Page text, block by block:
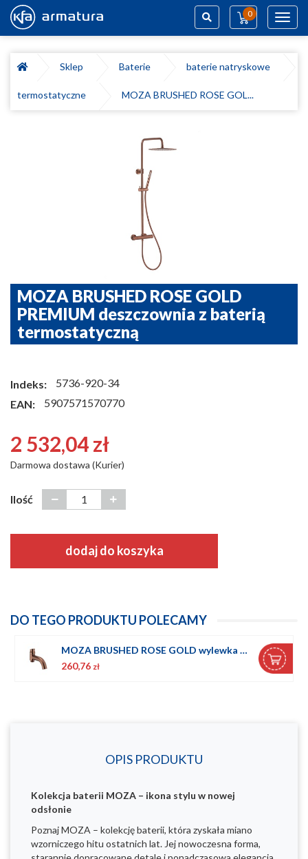
0
Sklep
Baterie baterie natryskowe
termostatyczne MOZA BRUSHED ROSE GOL...
MOZA BRUSHED ROSE GOLD
PREMIUM deszczownia z baterią
termostatyczną
Indeks:
5736-920-34
EAN:
5907571570770
2 532,04 zł
Darmowa dostawa (Kurier)
Ilość
dodaj do koszyka
DO TEGO PRODUKTU POLECAMY
MOZA BRUSHED ROSE GOLD wylewka wannowa do kompletacji z deszczownią
260,76 zł
OPIS PRODUKTU
Kolekcja baterii MOZA – ikona stylu w nowej
odsłonie
Poznaj MOZA – kolekcję baterii, która zyskała miano
wzorniczego hitu ostatnich lat. Jej nowoczesna forma,